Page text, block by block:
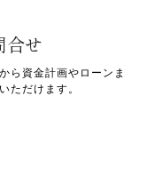
合せ
ら資金計画やローンま
ただけます。